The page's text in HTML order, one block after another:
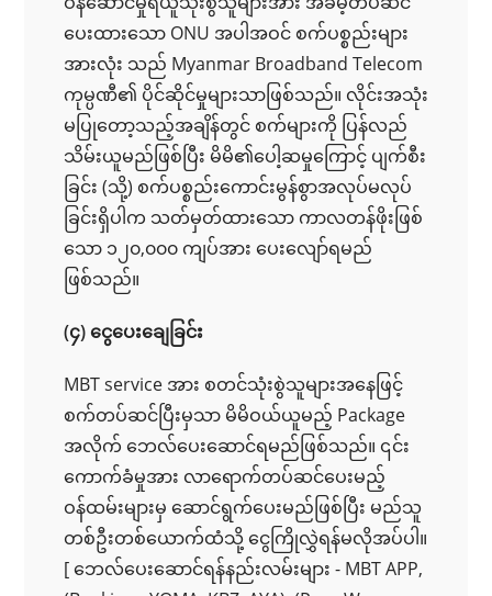
ပေးထားသော ONU အပါအဝင် စက်ပစ္စည်းများ
အားလုံး သည် Myanmar Broadband Telecom
ကုမ္ပဏီ၏ ပိုင်ဆိုင်မှုများသာဖြစ်သည်။ လိုင်းအသုံး
မပြုတော့သည့်အချိန်တွင် စက်များကို ပြန်လည်
သိမ်းယူမည်ဖြစ်ပြီး မိမိ၏ပေါ့ဆမှုကြောင့် ပျက်စီး
ခြင်း (သို့) စက်ပစ္စည်းကောင်းမွန်စွာအလုပ်မလုပ်
ခြင်းရှိပါက သတ်မှတ်ထားသော ကာလတန်ဖိုးဖြစ်
သော ၁၂၀,၀၀၀ ကျပ်အား ပေးလျော်ရမည်
ဖြစ်သည်။
(၄) ငွေပေးချေခြင်း
MBT service အား စတင်သုံးစွဲသူများအနေဖြင့်
စက်တပ်ဆင်ပြီးမှသာ မိမိဝယ်ယူမည့် Package
အလိုက် ဘေလ်ပေးဆောင်ရမည်ဖြစ်သည်။ ၎င်း
ကောက်ခံမှုအား လာရောက်တပ်ဆင်ပေးမည့်
ဝန်ထမ်းများမှ ဆောင်ရွက်ပေးမည်ဖြစ်ပြီး မည်သူ
တစ်ဦးတစ်ယောက်ထံသို့ ငွေကြိုလွှဲရန်မလိုအပ်ပါ။
[ ဘေလ်ပေးဆောင်ရန်နည်းလမ်းများ - MBT APP,